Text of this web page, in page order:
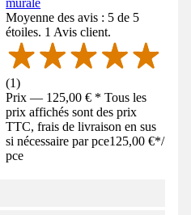
murale
Moyenne des avis : 5 de 5
étoiles. 1 Avis client.
(1)
Prix — 125,00 € * Tous les
prix affichés sont des prix
TTC, frais de livraison en sus
si nécessaire par pce125,00 €*/
pce